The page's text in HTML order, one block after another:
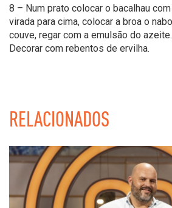
8 – Num prato colocar o bacalhau
virada para cima, colocar a broa o
couve, regar com a emulsão do
Decorar com rebentos de ervilha.
RELACIONADOS